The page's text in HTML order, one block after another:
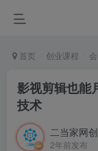
首页 创业课程
影视剪辑也能
技术
二当家网创
2年前发布